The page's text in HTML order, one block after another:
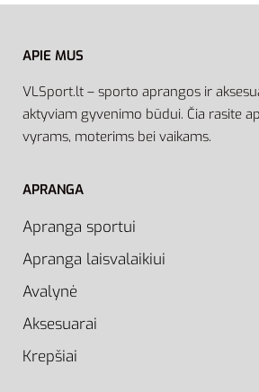
APIE MUS
VLSport.lt – sporto aprangos ir
aktyviam gyvenimo būdui. Čia rasite
vyrams, moterims bei vaikams.
APRANGA
Apranga sportui
Apranga laisvalaikiui
Avalynė
Aksesuarai
Krepšiai